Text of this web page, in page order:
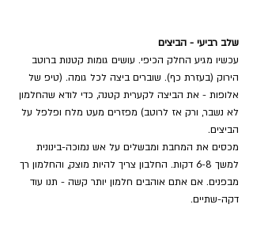
שלב רביעי - הביצים
עכשיו מגיע החלק הכיפי. עושים גומות קטנות ברוטב
הירוק (בעזרת כף). שוברים ביצה לכל גומה. (טיפ של
אלופות - את הביצה לקערית קטנה, כדי לודא שהחלמון
לא נשבר, ורק אז לרוטב) מפזרים מעט מלח ופלפל על
הביצים.
מכסים את המחבת ומבשלים על אש נמוכה-בינונית
למשך 6-8 דקות. החלבון צריך להיות מוצק, והחלמון רך
מבפנים. אם אתם אוהבים חלמון יותר קשה - תנו עוד
דקה-שתיים.